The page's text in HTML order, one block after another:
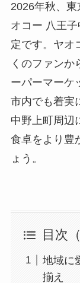
2026年秋、
オコー 八王
定です。ヤオ
くのファンか
ーパーマーケ
市内でも着実
中野上町周辺
食卓をより豊
ょう。
目次
地域に
揃え